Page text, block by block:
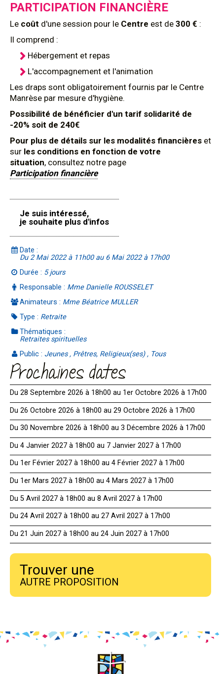
PARTICIPATION FINANCIÈRE
Le coût d'une session pour le Centre est de 300 € :
Il comprend :
Hébergement et repas
L'accompagnement et l'animation
Les draps sont obligatoirement fournis par le Centre
Manrèse par mesure d'hygiène.
Possibilité de bénéficier d'un tarif solidarité de
-20% soit de 240€
Pour plus de détails sur les modalités financières et
sur les conditions en fonction de votre
situation, consultez notre page
Participation financière
Je suis intéressé,
je souhaite plus d'infos
Date :
Du 2 Mai 2022 à 11h00 au 6 Mai 2022 à 17h00
Durée : 5 jours
Responsable : Mme Danielle ROUSSELET
Animateurs : Mme Béatrice MULLER
Type : Retraite
Thématiques :
Retraites spirituelles
Public : Jeunes , Prêtres, Religieux(ses) , Tous
Prochaines dates
Du 28 Septembre 2026 à 18h00 au 1er Octobre 2026 à 17h00
Du 26 Octobre 2026 à 18h00 au 29 Octobre 2026 à 17h00
Du 30 Novembre 2026 à 18h00 au 3 Décembre 2026 à 17h00
Du 4 Janvier 2027 à 18h00 au 7 Janvier 2027 à 17h00
Du 1er Février 2027 à 18h00 au 4 Février 2027 à 17h00
Du 1er Mars 2027 à 18h00 au 4 Mars 2027 à 17h00
Du 5 Avril 2027 à 18h00 au 8 Avril 2027 à 17h00
Du 24 Avril 2027 à 18h00 au 27 Avril 2027 à 17h00
Du 21 Juin 2027 à 18h00 au 24 Juin 2027 à 17h00
Trouver une
AUTRE PROPOSITION